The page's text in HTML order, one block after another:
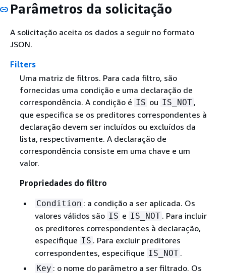
Parâmetros da solicitação
A solicitação aceita os dados a seguir no formato
JSON.
Filters
Uma matriz de filtros. Para cada filtro, são
fornecidas uma condição e uma declaração de
correspondência. A condição é IS ou IS_NOT ,
que especifica se os preditores correspondentes à
declaração devem ser incluídos ou excluídos da
lista, respectivamente. A declaração de
correspondência consiste em uma chave e um
valor.
Propriedades do filtro
Condition : a condição a ser aplicada. Os
valores válidos são IS e IS_NOT . Para incluir
os preditores correspondentes à declaração,
especifique IS . Para excluir preditores
correspondentes, especifique IS_NOT .
Key : o nome do parâmetro a ser filtrado. Os